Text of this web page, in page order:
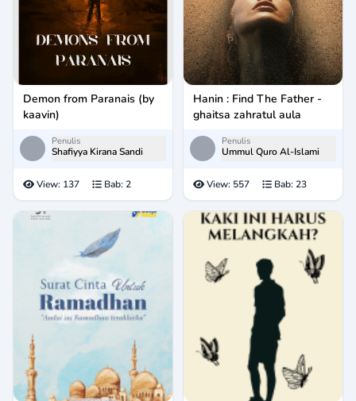
Demon from Paranais (by
kaavin)
Penulis
Shafiyya Kirana Sandi
View: 137 Bab: 2
Hanin : Find The Father -
ghaitsa zahratul aula
Penulis
Ummul Quro Al-Islami
View: 557 Bab: 23